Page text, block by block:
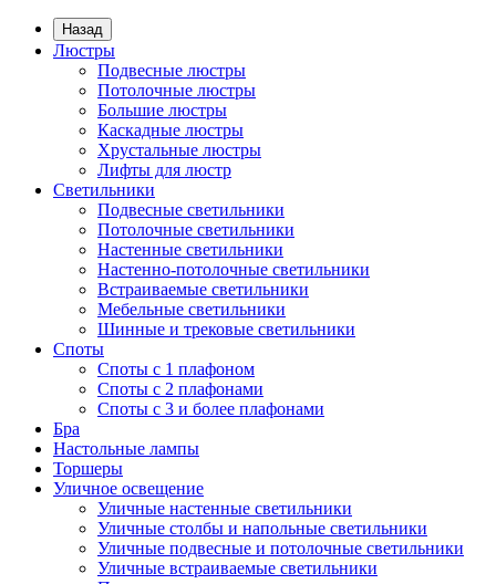
Назад
Люстры
Подвесные люстры
Потолочные люстры
Большие люстры
Каскадные люстры
Хрустальные люстры
Лифты для люстр
Светильники
Подвесные светильники
Потолочные светильники
Настенные светильники
Настенно-потолочные светильники
Встраиваемые светильники
Мебельные светильники
Шинные и трековые светильники
Споты
Споты с 1 плафоном
Споты с 2 плафонами
Споты с 3 и более плафонами
Бра
Настольные лампы
Торшеры
Уличное освещение
Уличные настенные светильники
Уличные столбы и напольные светильники
Уличные подвесные и потолочные светильники
Уличные встраиваемые светильники